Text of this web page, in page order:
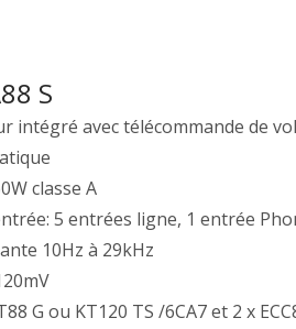
S
intégré avec télécommande de
classe A
5 entrées ligne, 1 entrée
10Hz à 29kHz
G ou KT120 TS /6CA7 et 2 x